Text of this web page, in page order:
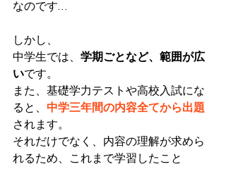
なのです…
しかし、
中学生では、 学期ごとなど、範囲が広
いです。
また、基礎学力テストや高校入試にな
ると、 中学三年間の内容全てから出題
されます。
それだけでなく、内容の理解が求めら
れるため、これまで学習したこと